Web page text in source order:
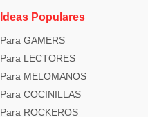
Ideas Populares
Para GAMERS
Para LECTORES
Para MELOMANOS
Para COCINILLAS
Para ROCKEROS